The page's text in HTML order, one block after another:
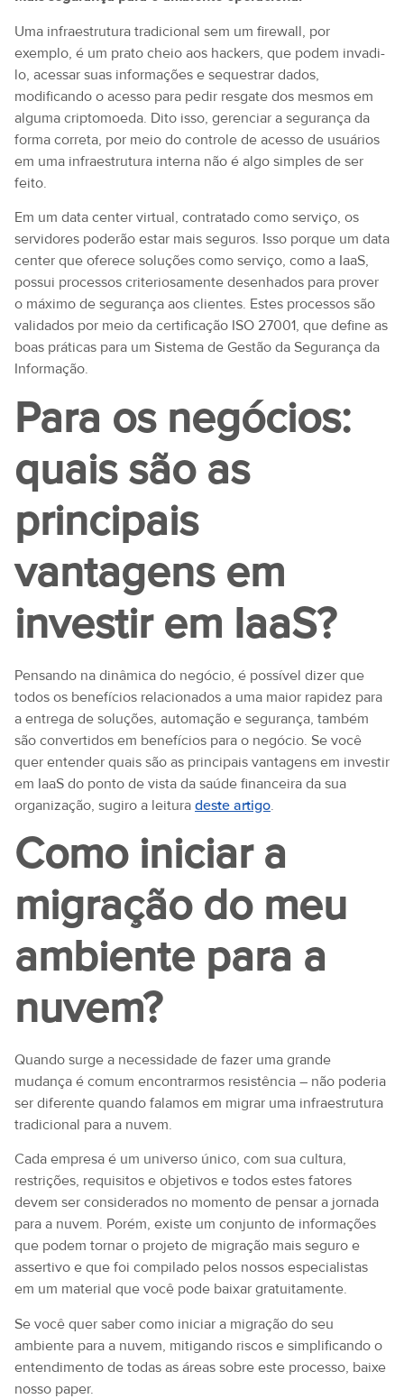
Uma infraestrutura tradicional sem um firewall, por
exemplo, é um prato cheio aos hackers, que podem invadi-
lo, acessar suas informações e sequestrar dados,
modificando o acesso para pedir resgate dos mesmos em
alguma criptomoeda. Dito isso, gerenciar a segurança da
forma correta, por meio do controle de acesso de usuários
em uma infraestrutura interna não é algo simples de ser
feito.
Em um data center virtual, contratado como serviço, os
servidores poderão estar mais seguros. Isso porque um data
center que oferece soluções como serviço, como a IaaS,
possui processos criteriosamente desenhados para prover
o máximo de segurança aos clientes. Estes processos são
validados por meio da certificação ISO 27001, que define as
boas práticas para um Sistema de Gestão da Segurança da
Informação.
Para os negócios:
quais são as
principais
vantagens em
investir em IaaS?
Pensando na dinâmica do negócio, é possível dizer que
todos os benefícios relacionados a uma maior rapidez para
a entrega de soluções, automação e segurança, também
são convertidos em benefícios para o negócio. Se você
quer entender quais são as principais vantagens em investir
em IaaS do ponto de vista da saúde financeira da sua
organização, sugiro a leitura deste artigo.
Como iniciar a
migração do meu
ambiente para a
nuvem?
Quando surge a necessidade de fazer uma grande
mudança é comum encontrarmos resistência – não poderia
ser diferente quando falamos em migrar uma infraestrutura
tradicional para a nuvem.
Cada empresa é um universo único, com sua cultura,
restrições, requisitos e objetivos e todos estes fatores
devem ser considerados no momento de pensar a jornada
para a nuvem. Porém, existe um conjunto de informações
que podem tornar o projeto de migração mais seguro e
assertivo e que foi compilado pelos nossos especialistas
em um material que você pode baixar gratuitamente.
Se você quer saber como iniciar a migração do seu
ambiente para a nuvem, mitigando riscos e simplificando o
entendimento de todas as áreas sobre este processo, baixe
nosso paper.